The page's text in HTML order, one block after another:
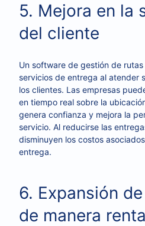
5. Mejora en la
del cliente
Un software de gestión de
servicios de entrega al atender
los clientes. Las empresas
en tiempo real sobre la
genera confianza y mejora la
servicio. Al reducirse las
disminuyen los costos
entrega.
6. Expansión
de manera